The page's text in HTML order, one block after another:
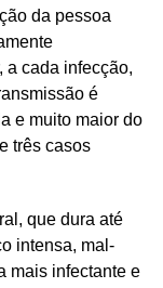
da pessoa
a cada infecção,
é
e muito maior do
três casos
que dura até
intensa, mal-
mais infectante e